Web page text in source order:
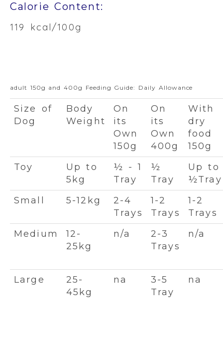
Calorie Content:
119 kcal/100g
adult 150g and 400g Feeding Guide: Daily Allowance
Size of
Dog
Body
Weight
On
its
Own
150g
On
its
Own
400g
With
dry
food
150g
Toy
Up to
5kg
½ - 1
Tray
½
Tray
Up to
½Tray
Small
5-12kg
2-4
Trays
1-2
Trays
1-2
Trays
Medium
12-
25kg
n/a
2-3
Trays
n/a
Large
25-
45kg
na
3-5
Tray
na